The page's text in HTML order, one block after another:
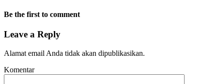
Be the first to comment
Leave a Reply
Alamat email Anda tidak akan dipublikasikan.
Komentar